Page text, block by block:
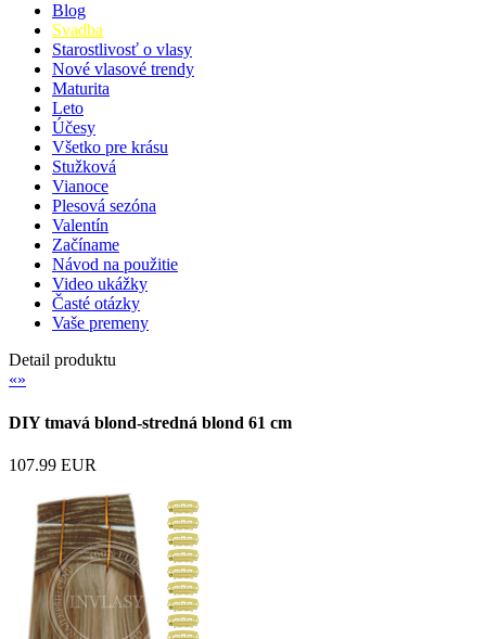
Blog
Svadba
Starostlivosť o vlasy
Nové vlasové trendy
Maturita
Leto
Účesy
Všetko pre krásu
Stužková
Vianoce
Plesová sezóna
Valentín
Začíname
Návod na použitie
Video ukážky
Časté otázky
Vaše premeny
Detail produktu
«»
DIY tmavá blond-stredná blond 61 cm
107.99 EUR